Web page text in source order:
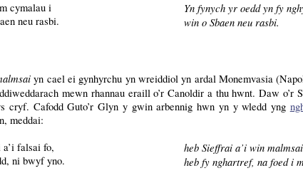
cymalau i
neu rasbi.
Yn fynych yr oedd yn fy
win o Sbaen neu rasbi.
yn cael ei gynhyrchu yn wreiddiol yn ardal Monemvasia
mewn rhannau eraill o’r Canoldir a thu hwnt. Daw o’r
cryf. Cafodd Guto’r Glyn y gwin arbennig hwn yn y wledd yng
meddai:
falsai fo,
ni bwyf yno.
heb Sieffrai a’i win
heb fy nghartref, na foed i